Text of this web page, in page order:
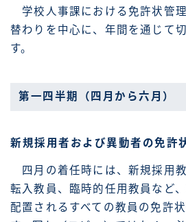
学校人事課における免許状管
替わりを中心に、年間を通じて
す。
第一四半期（四月から六月）
新規採用者および異動者の免許
四月の着任時には、新規採用
転入教員、臨時的任用教員など
配置されるすべての教員の免許